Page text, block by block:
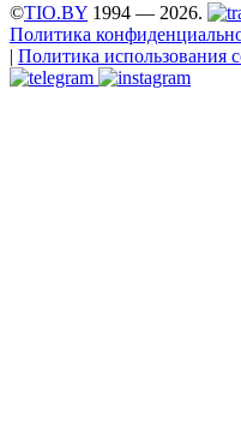
©TIO.BY 1994 — 2026.
Политика
| Политика использования